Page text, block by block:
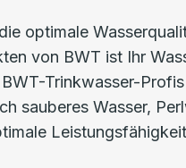
optimale
von BWT ist Ihr
Trinkwasser-
sauberes Wasser,